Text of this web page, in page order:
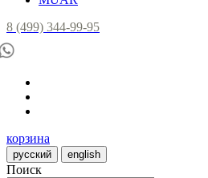
8 (499) 344-99-95
корзина
русский english
Поиск